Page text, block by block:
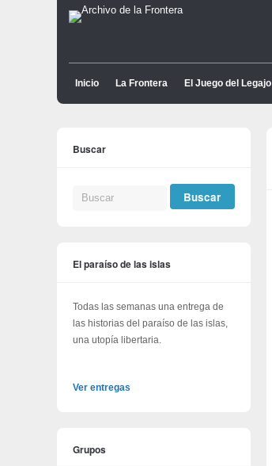
Inicio La Frontera El Juego del Legajo
Buscar
El paraíso de las islas
Todas las semanas una entrega de
las historias del paraíso de las islas,
una utopía libertaria.
Ver entregas
Grupos